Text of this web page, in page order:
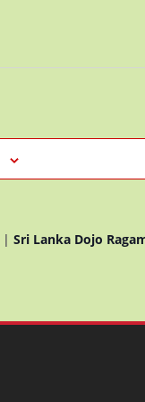
| Sri Lanka Dojo